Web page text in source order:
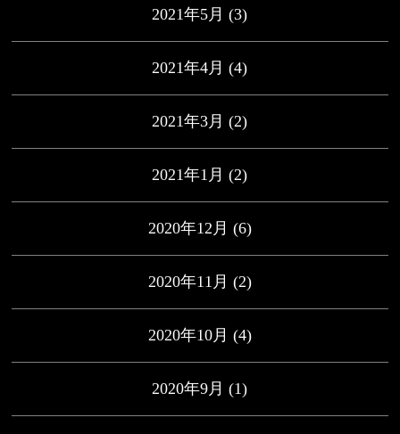
2021年5月 (3)
2021年4月 (4)
2021年3月 (2)
2021年1月 (2)
2020年12月 (6)
2020年11月 (2)
2020年10月 (4)
2020年9月 (1)